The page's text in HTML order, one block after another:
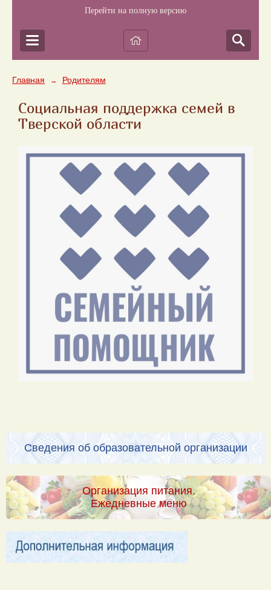
Перейти на полную версию
Главная → Родителям
Социальная поддержка семей в
Тверской области
Сведения об образовательной организации
Организация питания.
Ежедневные меню